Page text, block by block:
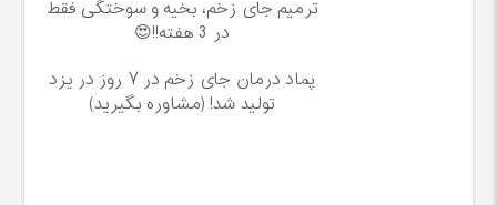
ترمیم جای زخم، بخیه و سوختگی فقط
در 3 هفته!!😍
پماد درمان جای زخم در ۷ روز در یزد
تولید شد! (مشاوره بگیرید)